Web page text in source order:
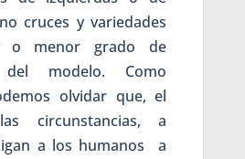
cruces y variedades
o menor grado de
del modelo. Como
olvidar que, el
circunstancias, a
a los humanos a